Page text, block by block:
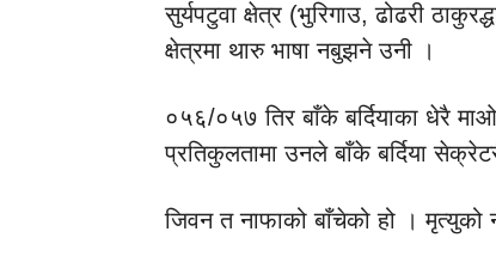
सुर्यपटुवा क्षेत्र (भुरिगाउ, ढोढरी
क्षेत्रमा थारु भाषा नबुझने उनी ।
०५६/०५७ तिर बाँके बर्दियाका धेरै
प्रतिकुलतामा उनले बाँके बर्दिया
जिवन त नाफाको बाँचेको हो ।